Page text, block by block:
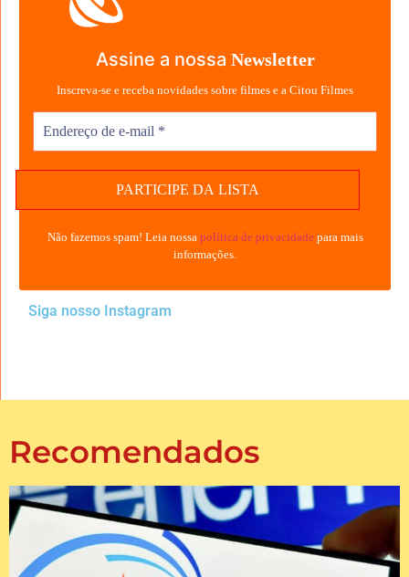
Assine a nossa Newsletter
Inscreva-se e receba novidades sobre filmes e a Citou Filmes
Não fazemos spam! Leia nossa política de privacidade para mais
informações.
Siga nosso Instagram
Recomendados